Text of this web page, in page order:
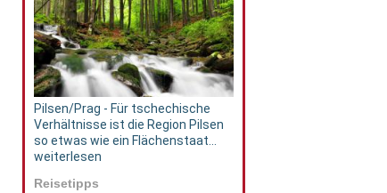
Pilsen/Prag - Für tschechische
Verhältnisse ist die Region Pilsen
so etwas wie ein Flächenstaat...
weiterlesen
Reisetipps